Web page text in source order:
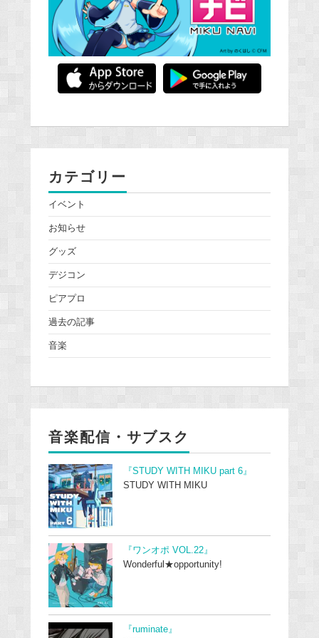
カテゴリー
イベント
お知らせ
グッズ
デジコン
ピアプロ
過去の記事
音楽
音楽配信・サブスク
『STUDY WITH MIKU part 6』
STUDY WITH MIKU
『ワンオポ VOL.22』
Wonderful★opportunity!
『ruminate』